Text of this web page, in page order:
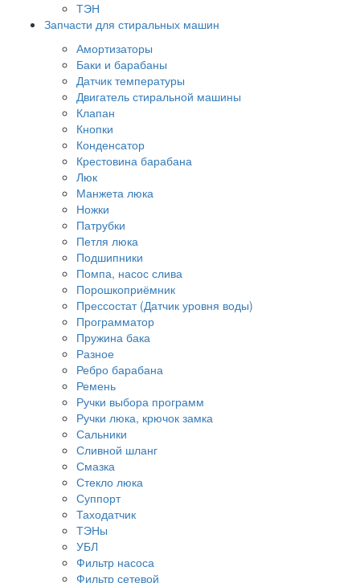
ТЭН
Запчасти для стиральных машин
Амортизаторы
Баки и барабаны
Датчик температуры
Двигатель стиральной машины
Клапан
Кнопки
Конденсатор
Крестовина барабана
Люк
Манжета люка
Ножки
Патрубки
Петля люка
Подшипники
Помпа, насос слива
Порошкоприёмник
Прессостат (Датчик уровня воды)
Программатор
Пружина бака
Разное
Ребро барабана
Ремень
Ручки выбора программ
Ручки люка, крючок замка
Сальники
Сливной шланг
Смазка
Стекло люка
Суппорт
Таходатчик
ТЭНы
УБЛ
Фильтр насоса
Фильтр сетевой